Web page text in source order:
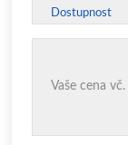
Dostupnost
Vaše cena